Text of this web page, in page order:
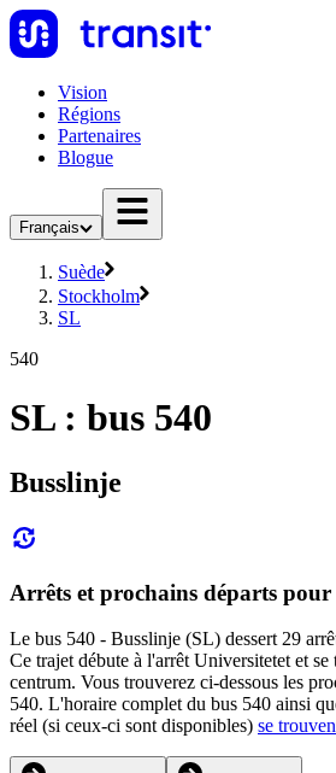
Vision
Régions
Partenaires
Blogue
Français
Suède
Stockholm
SL
540
SL : bus 540
Busslinje
Arrêts et prochains départs
Le bus 540 - Busslinje (SL) dessert 29
Ce trajet débute à l'arrêt Universitetet et se
centrum. Vous trouverez ci-dessous les
540. L'horaire complet du bus 540 ainsi
réel (si ceux-ci sont disponibles) se